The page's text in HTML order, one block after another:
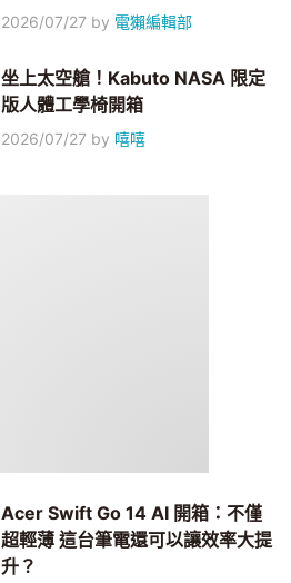
2026/07/27 by 電獺編輯部
坐上太空艙！Kabuto NASA 限定
版人體工學椅開箱
2026/07/27 by 嘻嘻
Acer Swift Go 14 AI 開箱：不僅
超輕薄 這台筆電還可以讓效率大提
升？